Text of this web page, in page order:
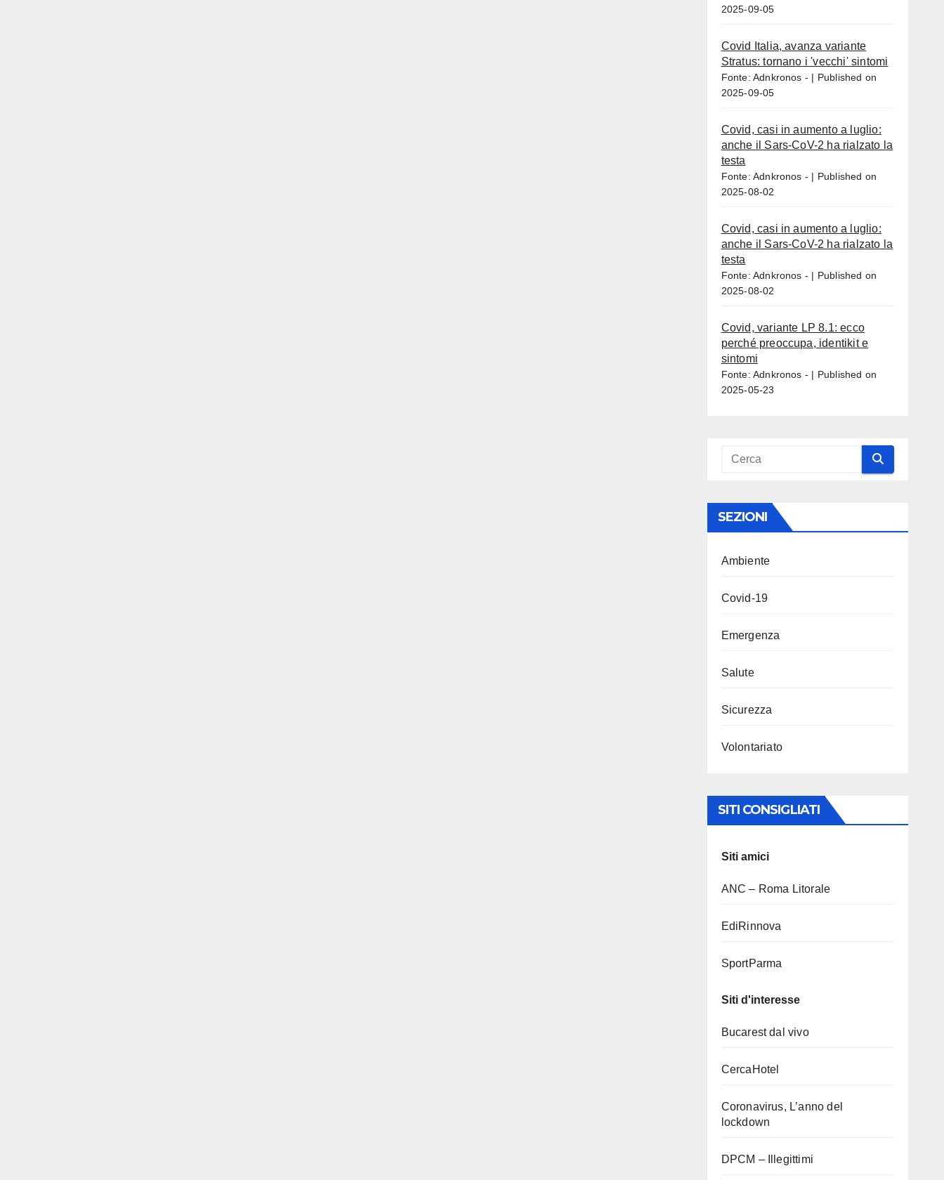
2025-09-05
Covid Italia, avanza variante
Stratus: tornano i 'vecchi' sintomi
Fonte: Adnkronos -
Published on
2025-09-05
Covid, casi in aumento a luglio:
anche il Sars-CoV-2 ha rialzato la
testa
Fonte: Adnkronos -
Published on
2025-08-02
Covid, casi in aumento a luglio:
anche il Sars-CoV-2 ha rialzato la
testa
Fonte: Adnkronos -
Published on
2025-08-02
Covid, variante LP 8.1: ecco
perché preoccupa, identikit e
sintomi
Fonte: Adnkronos -
Published on
2025-05-23
SEZIONI
Ambiente
Covid-19
Emergenza
Salute
Sicurezza
Volontariato
SITI CONSIGLIATI
Siti amici
ANC – Roma Litorale
EdiRinnova
SportParma
Siti d'interesse
Bucarest dal vivo
CercaHotel
Coronavirus, L’anno del
lockdown
DPCM – Illegittimi